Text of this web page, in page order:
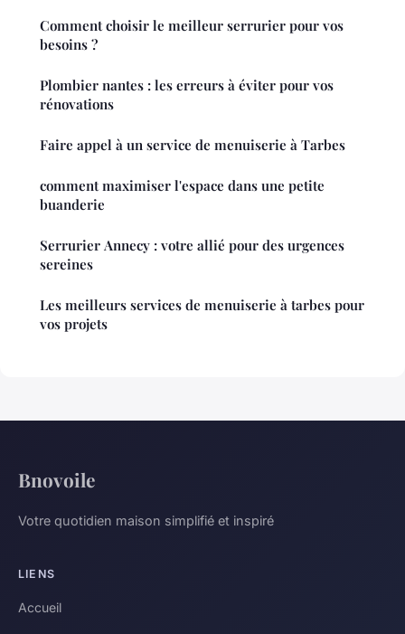
Comment choisir le meilleur serrurier pour vos
besoins ?
Plombier nantes : les erreurs à éviter pour vos
rénovations
Faire appel à un service de menuiserie à Tarbes
comment maximiser l'espace dans une petite
buanderie
Serrurier Annecy : votre allié pour des urgences
sereines
Les meilleurs services de menuiserie à tarbes pour
vos projets
Bnovoile
Votre quotidien maison simplifié et inspiré
LIENS
Accueil